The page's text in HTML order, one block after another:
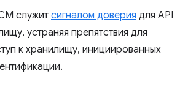
служит сигналом доверия для API
устраняя препятствия для
к хранилищу, инициированных